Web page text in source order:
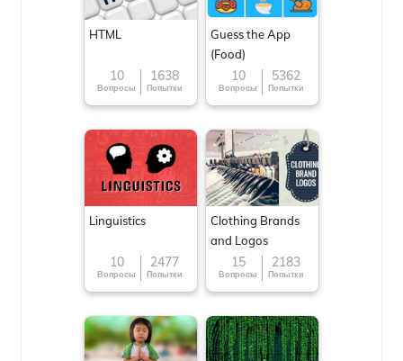
HTML
10
Вопросы
1638
Попытки
Guess the App
(Food)
10
Вопросы
5362
Попытки
Linguistics
10
Вопросы
2477
Попытки
Clothing Brands
and Logos
15
Вопросы
2183
Попытки